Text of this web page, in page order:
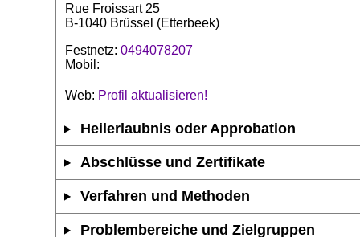
Rue Froissart 25
B-1040 Brüssel (Etterbeek)
Festnetz: 0494078207
Mobil:
Web: Profil aktualisieren!
Heilerlaubnis oder Approbation
Abschlüsse und Zertifikate
Verfahren und Methoden
Problembereiche und Zielgruppen